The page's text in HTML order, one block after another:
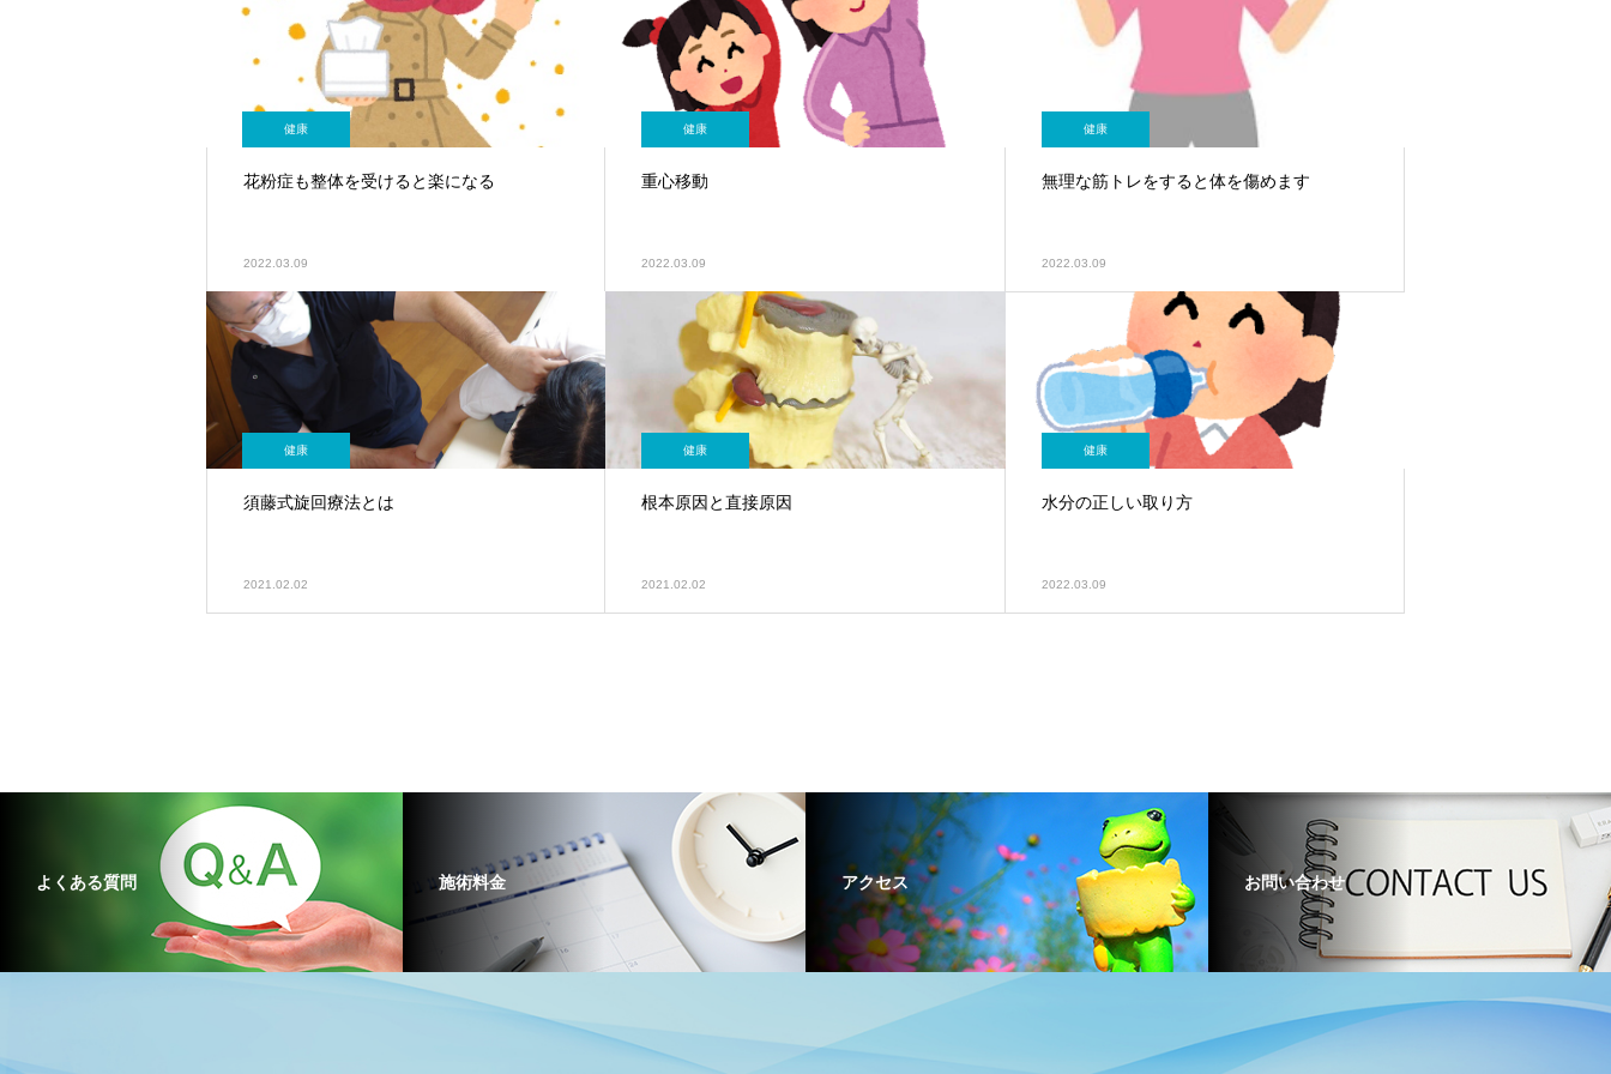
健康
花粉症も整体を受けると楽になる
2022.03.09
健康
重心移動
2022.03.09
健康
無理な筋トレをすると体を傷めます
2022.03.09
健康
須藤式旋回療法とは
2021.02.02
健康
根本原因と直接原因
2021.02.02
健康
水分の正しい取り方
2022.03.09
よくある質問 施術料金 アクセス お問い合わせ